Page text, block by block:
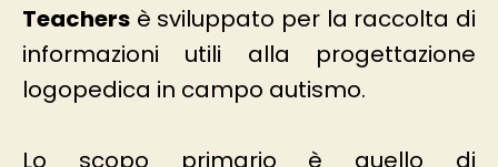
Teachers è sviluppato per la raccolta di
informazioni utili alla progettazione
logopedica in campo autismo.
Lo scopo primario è quello di